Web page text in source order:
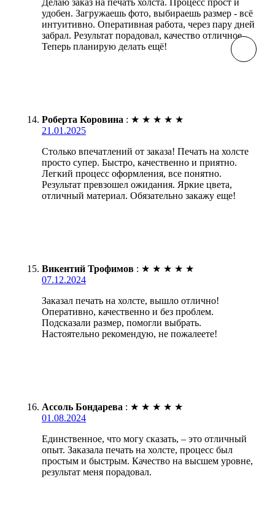
удобен. Загружаешь фото, выбираешь размер - всё
интуитивно. Оперативная работа, через пару дней
забрал. Результат порадовал, качество отличное.
Теперь планирую делать ещё!
Роберта Коровина : ★ ★ ★ ★ ★
21.01.2025
Столько впечатлений от заказа! Печать на холсте
просто супер. Быстро, качественно и приятно.
Легкий процесс оформления, все понятно.
Результат превзошел ожидания. Яркие цвета,
отличный материал. Обязательно закажу еще!
Викентий Трофимов : ★ ★ ★ ★ ★
07.12.2024
Заказал печать на холсте, вышло отлично!
Оперативно, качественно и без проблем.
Подсказали размер, помогли выбрать.
Настоятельно рекомендую, не пожалеете!
Ассоль Бондарева : ★ ★ ★ ★ ★
01.08.2024
Единственное, что могу сказать, – это отличный
опыт. Заказала печать на холсте, процесс был
простым и быстрым. Качество на высшем уровне,
результат меня порадовал.